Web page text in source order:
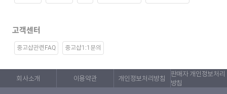
고객센터
중고샵관련FAQ 중고샵1:1문의
회사소개 이용약관 개인정보처리방침
판매자 개인정보처리
방침